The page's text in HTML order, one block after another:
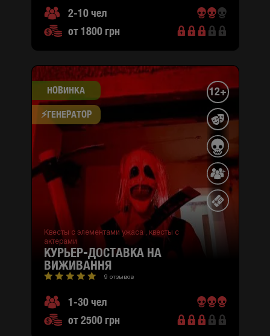
2-10 чел
от 1800 грн
НОВИНКА
⚡​ГЕНЕРАТОР
12+
Квесты с элементами ужаса ,
квесты с
актерами
КУРЬЕР-ДОСТАВКА НА
ВИЖИВАННЯ
9 отзывов
1-30 чел
от 2500 грн